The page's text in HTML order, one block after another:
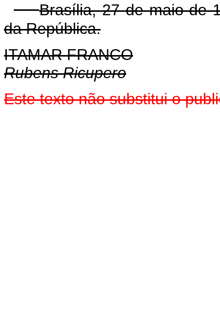
Brasília, 27 de maio de
da República.
ITAMAR FRANCO
Rubens Ricupero
Este texto não substitui o